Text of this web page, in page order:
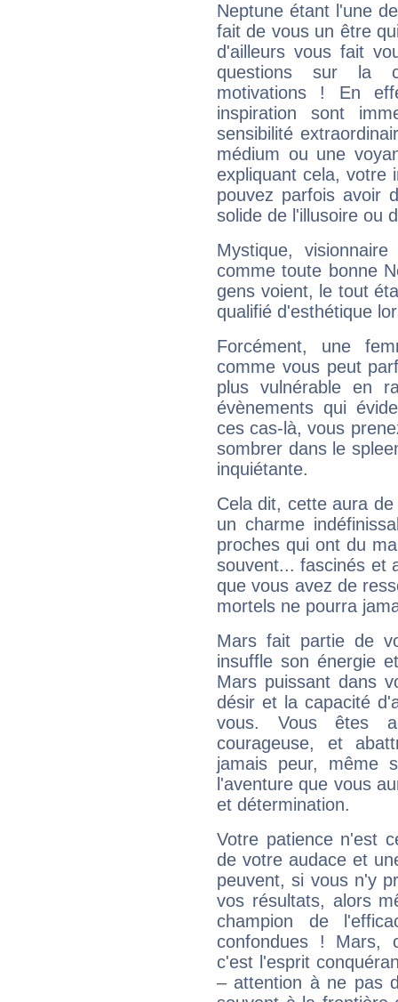
Neptune étant l'une
fait de vous un être
d'ailleurs vous fait
questions sur la
motivations ! En
inspiration sont
sensibilité
médium ou une
expliquant cela, votre
pouvez parfois avoir
solide de l'illusoire ou
Mystique,
comme toute bonne
gens voient, le tout
qualifié d'esthétique
Forcément, une
comme vous peut
plus vulnérable en
évènements qui
ces cas-là, vous
sombrer dans le
inquiétante.
Cela dit, cette aura
un charme
proches qui ont du
souvent... fascinés et
que vous avez de
mortels ne pourra
Mars fait partie de
insuffle son énergie
Mars puissant dans
désir et la capacité
vous. Vous êtes
courageuse, et
jamais peur, même
l'aventure que vous
et détermination.
Votre patience n'est
de votre audace et
peuvent, si vous n'y
vos résultats, alors
champion de
confondues ! Mars,
c'est l'esprit
– attention à ne pas